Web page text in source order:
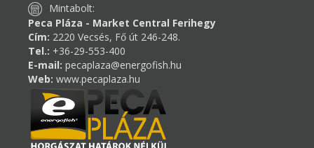
Mintabolt:
Peca Pláza - Market Central Ferihegy
Cím: 2220 Vecsés, Fő út 246-248.
Tel.: +36-29-553-400
E-mail: pecaplaza@energofish.hu
Web: www.pecaplaza.hu